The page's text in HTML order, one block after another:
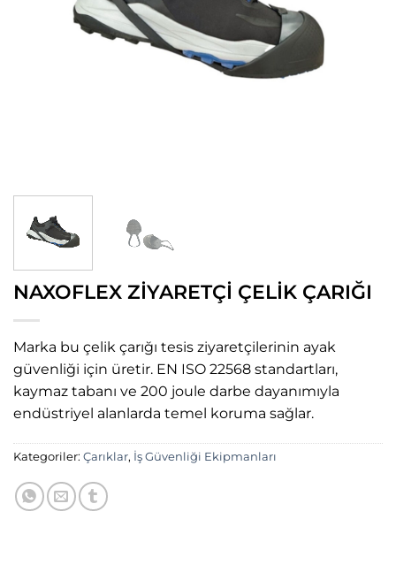
NAXOFLEX ZİYARETÇİ ÇELİK ÇARIĞI
Marka bu çelik çarığı tesis ziyaretçilerinin ayak
güvenliği için üretir. EN ISO 22568 standartları,
kaymaz tabanı ve 200 joule darbe dayanımıyla
endüstriyel alanlarda temel koruma sağlar.
Kategoriler: Çarıklar, İş Güvenliği Ekipmanları